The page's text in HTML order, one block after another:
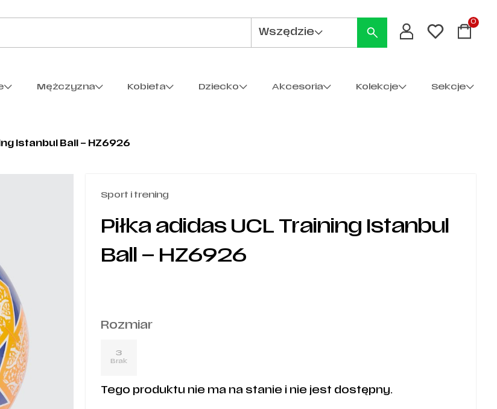
Wszędzie
0
Mężczyzna Kobieta Dziecko Akcesoria Kolekcje Sekcje
Istanbul Ball – HZ6926
Sport i trening
Piłka adidas UCL Training Istanbul
Ball – HZ6926
Rozmiar
3
Brak
Tego produktu nie ma na stanie i nie jest dostępny.